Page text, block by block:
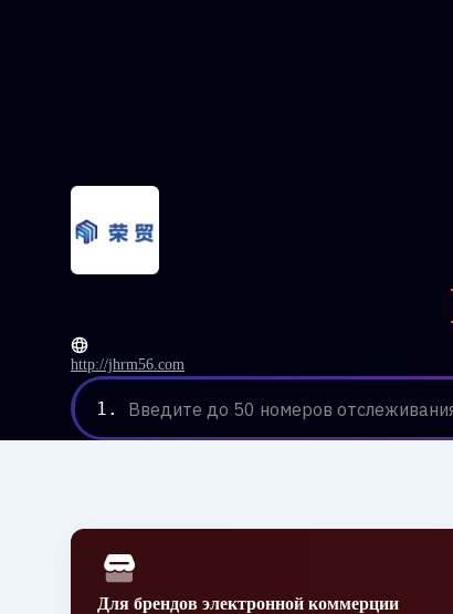
http://jhrm56.com
1. Введите до 50 номеров
Для брендов электронной коммерции